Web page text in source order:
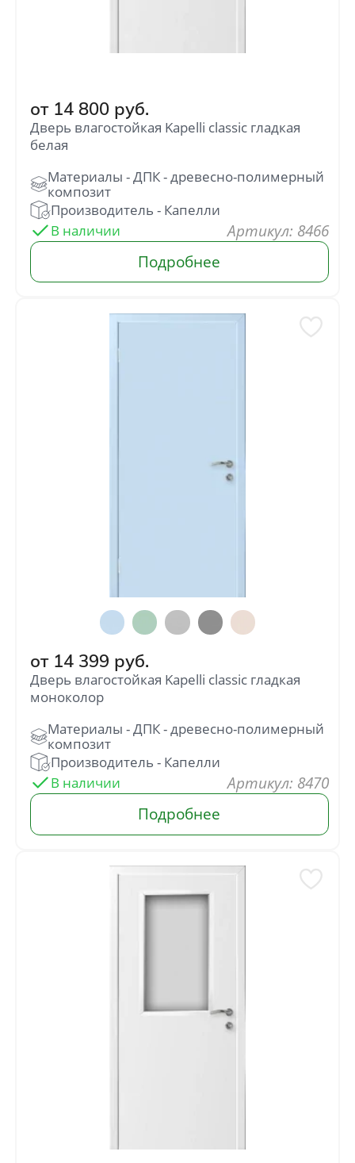
от 14 800 руб.
Дверь влагостойкая Kapelli classic гладкая
белая
В наличии : 8466
от 14 399 руб.
Дверь влагостойкая Kapelli classic гладкая
моноколор
: 8470